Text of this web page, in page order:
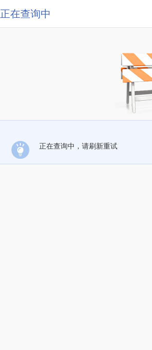
正在查询中
正在查询中，请刷新重试